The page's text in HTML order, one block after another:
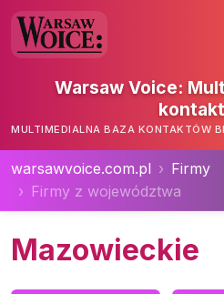
Warsaw Voice:
MULTIMEDIALNA BAZA KONTAKTÓW
warsawvoice.com.pl
Firmy
Firmy z województwa
Mazowieckie